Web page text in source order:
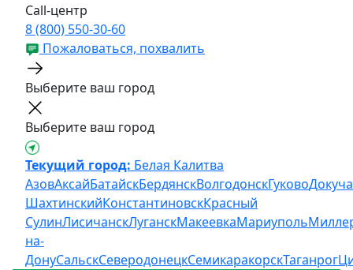
Call-центр
8 (800) 550-30-60
Пожаловаться, похвалить
Выберите ваш город
Выберите ваш город
Текущий город: Белая Калитва
АзовАксайБатайскБердянскВолгодонскГуково
ШахтинскийКонстантиновскКрасный
СулинЛисичанскЛуганскМакеевкаМариуполь
на-
ДонуСальскСеверодонецкСемикаракорскТаганрог